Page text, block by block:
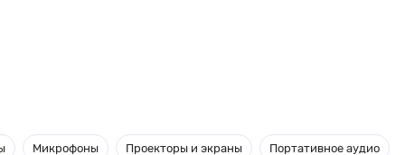
Микрофоны Проекторы и экраны Портативное аудио